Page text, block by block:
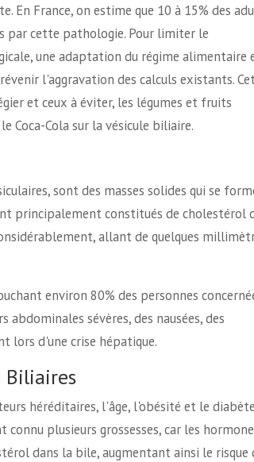
France, on estime que 10 à 15% des
par cette pathologie. Pour limiter le
une adaptation du régime alimentaire
l'aggravation des calculs existants.
et ceux à éviter, les légumes et fruits
Coca-Cola sur la vésicule biliaire.
sont des masses solides qui se
principalement constitués de cholestérol
allant de quelques
environ 80% des personnes
sévères, des nausées, des
lors d'une crise hépatique.
Biliaires
héréditaires, l'âge, l'obésité et le
plusieurs grossesses, car les
dans la bile, augmentant ainsi le risque